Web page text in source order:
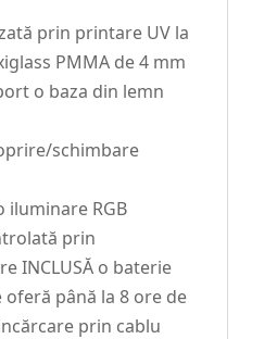
prin printare UV la
PMMA de 4 mm
o baza din lemn
schimbare
iluminare RGB
prin
INCLUSĂ o baterie
oferă până la 8 ore de
prin cablu